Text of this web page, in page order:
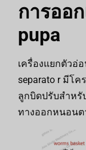
การออ
pupa
เครื่องแยกตัวอ่
separato r มีโค
ลูกบิดปรับสำหรั
ทางออกหนอนต